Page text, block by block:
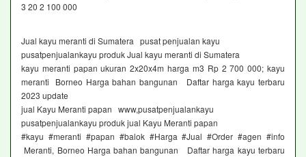
3 20 2 100 000
Jual kayu meranti di Sumatera pusat penjualan kayu
pusatpenjualankayu produk Jual kayu meranti di Sumatera
kayu meranti papan ukuran 2x20x4m harga m3 Rp 2 700 000; kayu
meranti Borneo Harga bahan bangunan Daftar harga kayu terbaru
2023 update
jual Kayu Meranti papan www,pusatpenjualankayu
pusatpenjualankayu produk jual Kayu Meranti papan
#kayu #meranti #papan #balok #Harga #Jual #Order #agen #info
Meranti, Borneo Harga bahan bangunan Daftar harga kayu terbaru